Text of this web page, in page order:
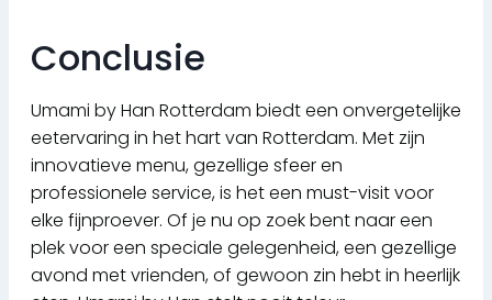
Conclusie
Umami by Han Rotterdam biedt een onvergetelijke
eetervaring in het hart van Rotterdam. Met zijn
innovatieve menu, gezellige sfeer en
professionele service, is het een must-visit voor
elke fijnproever. Of je nu op zoek bent naar een
plek voor een speciale gelegenheid, een gezellige
avond met vrienden, of gewoon zin hebt in heerlijk